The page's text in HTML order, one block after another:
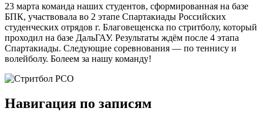
23 марта команда наших студентов, сформированная на базе
БПК, участвовала во 2 этапе Спартакиады Российских
студенческих отрядов г. Благовещенска по стритболу, который
проходил на базе ДальГАУ. Результаты ждём после 4 этапа
Спартакиады. Следующие соревнования — по теннису и
волейболу. Болеем за нашу команду!
Навигация по записям